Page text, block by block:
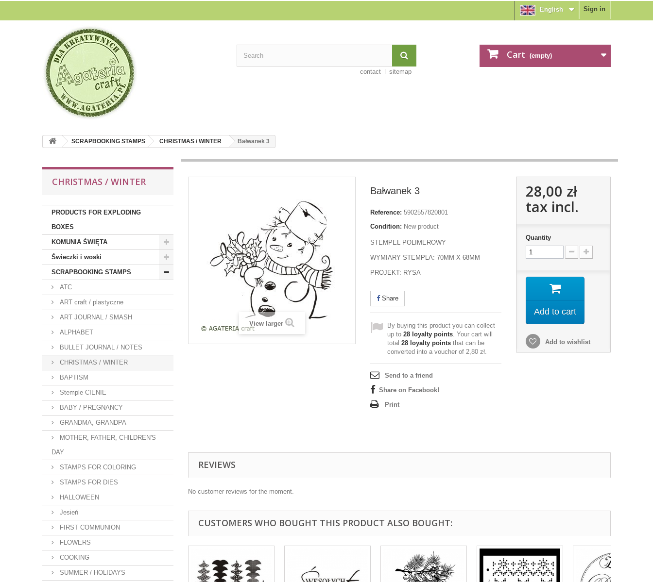
Sign in
English
Cart (empty)
contact sitemap
SCRAPBOOKING STAMPS CHRISTMAS / WINTER Bałwanek 3
CHRISTMAS / WINTER
PRODUCTS FOR EXPLODING
BOXES
KOMUNIA ŚWIĘTA
Świeczki i woski
SCRAPBOOKING STAMPS
ATC
ART craft / plastyczne
ART JOURNAL / SMASH
ALPHABET
BULLET JOURNAL / NOTES
CHRISTMAS / WINTER
BAPTISM
Stemple CIENIE
BABY / PREGNANCY
GRANDMA, GRANDPA
MOTHER, FATHER, CHILDREN'S
DAY
STAMPS FOR COLORING
STAMPS FOR DIES
HALLOWEEN
Jesień
FIRST COMMUNION
FLOWERS
COOKING
SUMMER / HOLIDAYS
View larger
Bałwanek 3
Reference: 5902557820801
Condition: New product
STEMPEL POLIMEROWY
WYMIARY STEMPLA: 70MM X 68MM
PROJEKT: RYSA
Share
By buying this product you can collect
up to 28 loyalty points. Your cart will
total 28 loyalty points that can be
converted into a voucher of 2,80 zł.
Send to a friend
Share on Facebook!
Print
28,00 zł
tax incl.
Quantity
Add to cart
Add to wishlist
REVIEWS
No customer reviews for the moment.
CUSTOMERS WHO BOUGHT THIS PRODUCT ALSO BOUGHT: